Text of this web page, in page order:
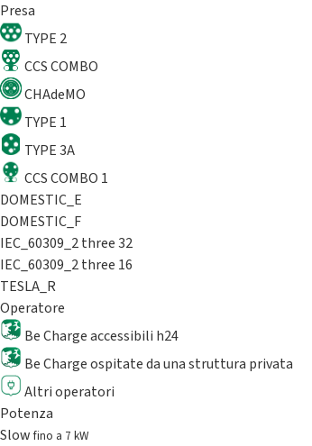
Presa
TYPE 2
CCS COMBO
CHAdeMO
TYPE 1
TYPE 3A
CCS COMBO 1
DOMESTIC_E
DOMESTIC_F
IEC_60309_2 three 32
IEC_60309_2 three 16
TESLA_R
Operatore
Be Charge accessibili h24
Be Charge ospitate da una struttura privata
Altri operatori
Potenza
Slowfino a 7 kW